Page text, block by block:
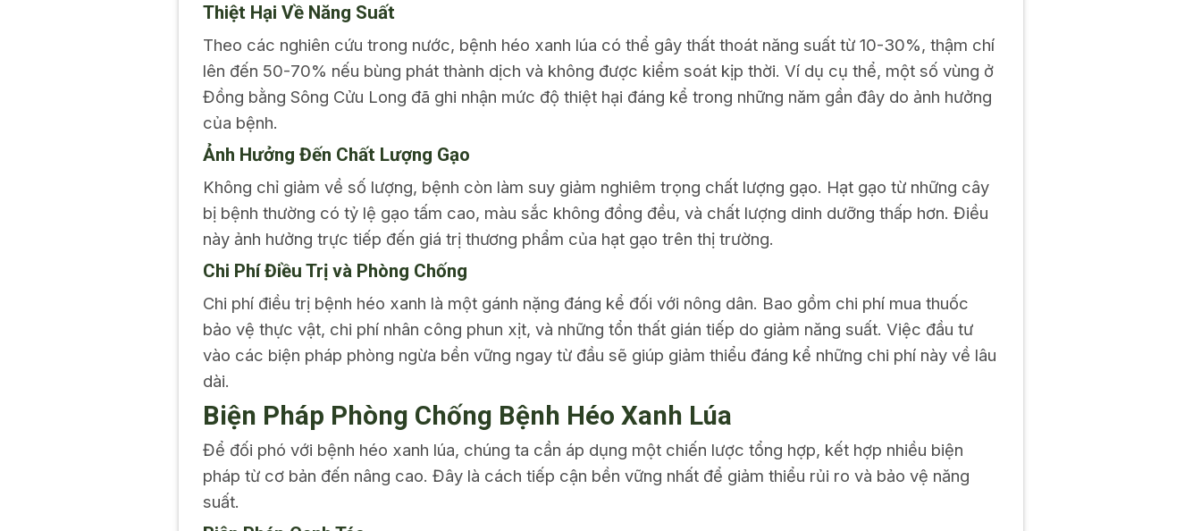
Thiệt Hại Về Năng Suất
Theo các nghiên cứu trong nước, bệnh héo xanh lúa có thể gây thất thoát năng suất từ 10-30%, thậm chí
lên đến 50-70% nếu bùng phát thành dịch và không được kiểm soát kịp thời. Ví dụ cụ thể, một số vùng ở
Đồng bằng Sông Cửu Long đã ghi nhận mức độ thiệt hại đáng kể trong những năm gần đây do ảnh hưởng
của bệnh.
Ảnh Hưởng Đến Chất Lượng Gạo
Không chỉ giảm về số lượng, bệnh còn làm suy giảm nghiêm trọng chất lượng gạo. Hạt gạo từ những cây
bị bệnh thường có tỷ lệ gạo tấm cao, màu sắc không đồng đều, và chất lượng dinh dưỡng thấp hơn. Điều
này ảnh hưởng trực tiếp đến giá trị thương phẩm của hạt gạo trên thị trường.
Chi Phí Điều Trị và Phòng Chống
Chi phí điều trị bệnh héo xanh là một gánh nặng đáng kể đối với nông dân. Bao gồm chi phí mua thuốc
bảo vệ thực vật, chi phí nhân công phun xịt, và những tổn thất gián tiếp do giảm năng suất. Việc đầu tư
vào các biện pháp phòng ngừa bền vững ngay từ đầu sẽ giúp giảm thiểu đáng kể những chi phí này về lâu
dài.
Biện Pháp Phòng Chống Bệnh Héo Xanh Lúa
Để đối phó với bệnh héo xanh lúa, chúng ta cần áp dụng một chiến lược tổng hợp, kết hợp nhiều biện
pháp từ cơ bản đến nâng cao. Đây là cách tiếp cận bền vững nhất để giảm thiểu rủi ro và bảo vệ năng
suất.